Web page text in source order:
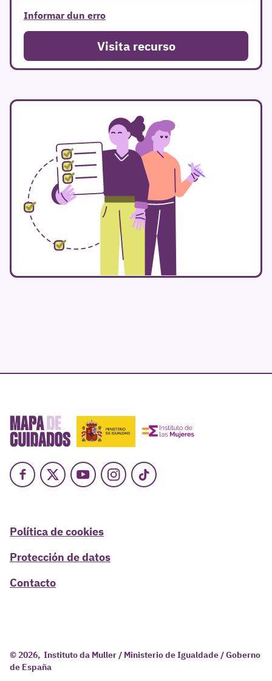
Informar dun erro
Visita recurso
Facebook
X YoutubeInstagram
TikTok
Política de cookies
Protección de datos
Contacto
© 2026, Instituto da Muller / Ministerio de Igualdade / Goberno
de España